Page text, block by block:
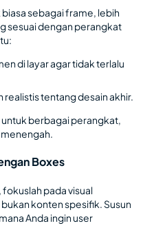
sebagai frame, lebih
sesuai dengan perangkat
di layar agar tidak terlalu
tentang desain akhir.
untuk berbagai perangkat,
Boxes
pada visual
konten spesifik. Susun
Anda ingin user